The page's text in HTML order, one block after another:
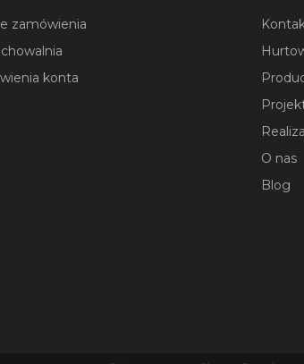
zamówienia
konta
O nas
Blog